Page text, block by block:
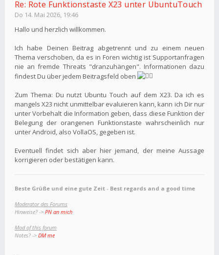
Re: Rote Funktionstaste X23 unter UbuntuTouch
Do 14. Mai 2026, 19:46
Hallo und herzlich willkommen.
Ich habe Deinen Beitrag abgetrennt und zu einem neuen
Thema verschoben, da es in Foren wichtig ist Supportanfragen
nie an fremde Threats "dranzuhängen". Informationen dazu
findest Du über jedem Beitragsfeld oben
Zum Thema: Du nutzt Ubuntu Touch auf dem X23. Da ich es
mangels X23 nicht unmittelbar evaluieren kann, kann ich Dir nur
unter Vorbehalt die Information geben, dass diese Funktion der
Belegung der orangenen Funktionstaste wahrscheinlich nur
unter Android, also VollaOS, gegeben ist.
Eventuell findet sich aber hier jemand, der meine Aussage
korrigieren oder bestätigen kann.
Beste Grüße und eine gute Zeit - Best regards and a good time
Moderator des Forums
Hinweise? -> PN an mich
Mod of this forum
Notes? -> DM me